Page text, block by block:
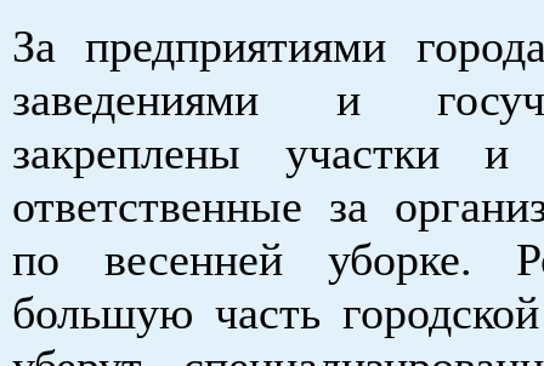
За предприятиями
заведениями и
закреплены участки и
ответственные за
по весенней уборке.
большую часть